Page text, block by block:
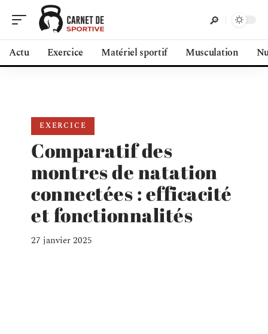
Actu Exercice Matériel sportif Musculation
EXERCICE
Comparatif des
montres de natation
connectées : efficacité
et fonctionnalités
27 janvier 2025